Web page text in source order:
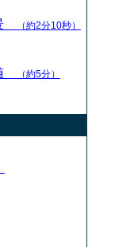
（約2分10秒）
（約5分）